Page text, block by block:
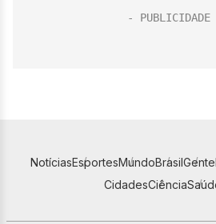
NotíciasEsportesMundoBrasilGente
CidadesCiência